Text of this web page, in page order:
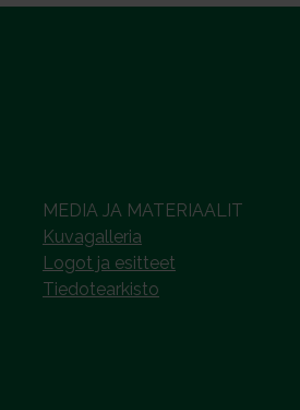
MEDIA JA MATERIAALIT
Kuvagalleria
Logot ja esitteet
Tiedotearkisto